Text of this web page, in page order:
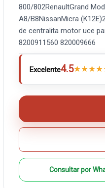
800/802RenaultGrand
A8/B8NissanMicra
de centralita motor uce
8200911560 820009666
Excelente4.5★★★★
Consultar por